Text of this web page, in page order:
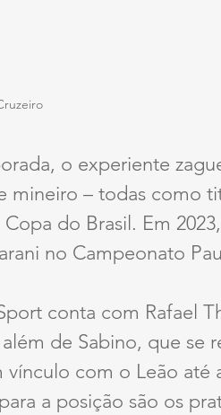
o experiente
mineiro – todas como
do Brasil. Em
no Campeonato
conta com Rafael
de Sabino, que se
vínculo com o Leão até
a posição são os